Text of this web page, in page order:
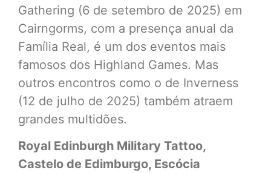
Gathering (6 de setembro de 2025) em
Cairngorms, com a presença anual da
Família Real, é um dos eventos mais
famosos dos Highland Games. Mas
outros encontros como o de Inverness
(12 de julho de 2025) também atraem
grandes multidões.
Royal Edinburgh Military Tattoo,
Castelo de Edimburgo, Escócia